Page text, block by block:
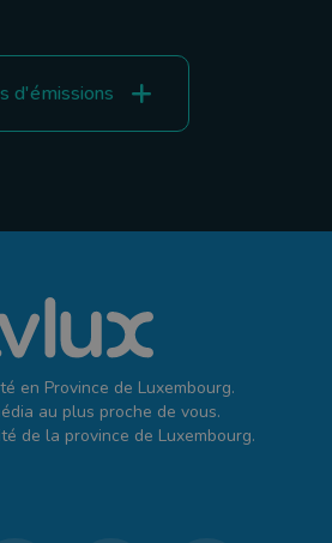
d'émissions
en Province de Luxembourg.
au plus proche de vous.
de la province de Luxembourg.